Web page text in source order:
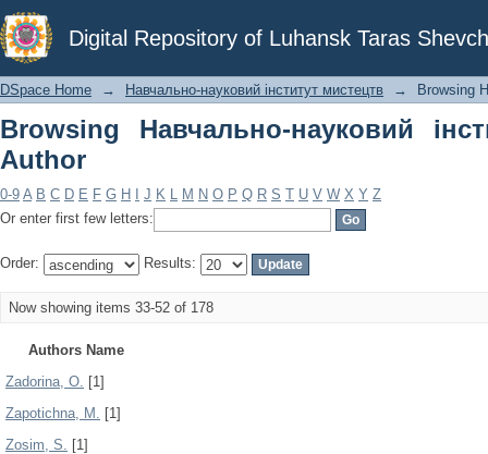
Digital Repository of Luhansk Taras
Browsing Навчально-науковий
DSpace Home → Навчально-науковий інститут мистецтв → Browsing
Browsing Навчально-науковий
Author
0-9 A B C D E F G H J K L M N O P Q R S T U V W X Y Z
Or enter first few letters:
Order: Results:
Now showing items 33-52 of 178
Authors Name
Zadorina, O. [1]
Zapotichna, M. [1]
Zosim, S. [1]